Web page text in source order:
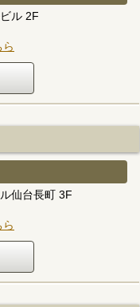
ル 2F
仙台長町 3F